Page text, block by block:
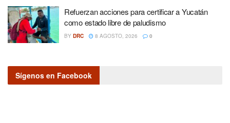
Refuerzan acciones para certificar a Yucatán
como estado libre de paludismo
BY DRC 8 AGOSTO, 2026 0
Sígenos en Facebook